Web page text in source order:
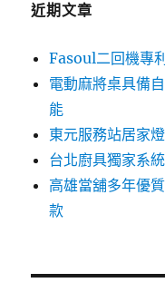
近期文章
Fasoul二回機專
電動麻將桌具備
能
東元服務站居家
台北廚具獨家系
高雄當舖多年優
款